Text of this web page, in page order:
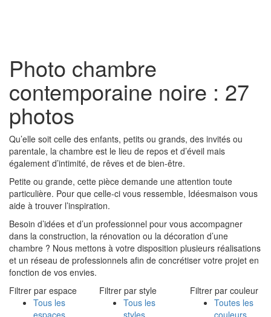
Photo chambre
contemporaine noire : 27
photos
Qu’elle soit celle des enfants, petits ou grands, des invités ou
parentale, la chambre est le lieu de repos et d’éveil mais
également d’intimité, de rêves et de bien-être.
Petite ou grande, cette pièce demande une attention toute
particulière. Pour que celle-ci vous ressemble, Idéesmaison vous
aide à trouver l’inspiration.
Besoin d’idées et d’un professionnel pour vous accompagner
dans la construction, la rénovation ou la décoration d’une
chambre ? Nous mettons à votre disposition plusieurs réalisations
et un réseau de professionnels afin de concrétiser votre projet en
fonction de vos envies.
Filtrer par espace
Tous les
espaces
Filtrer par style
Tous les
styles
Filtrer par couleur
Toutes les
couleurs